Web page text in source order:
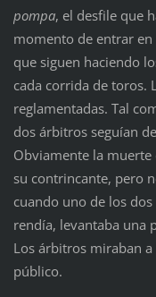
pompa, el desfile que
momento de entrar
que siguen haciendo
cada corrida de toros.
reglamentadas. Tal
dos árbitros seguían
Obviamente la
su contrincante, pero
cuando uno de los
rendía, levantaba una
Los árbitros miraban
público.